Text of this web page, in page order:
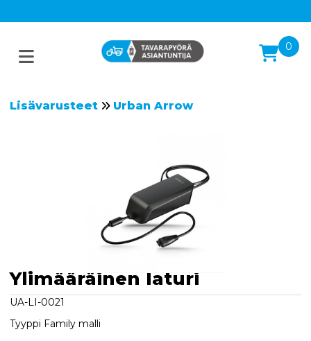
0
Lisävarusteet Urban Arrow
Ylimääräinen laturi
UA-LI-0021
Tyyppi Family malli